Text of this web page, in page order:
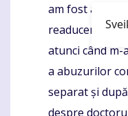
am fost ajutat
readucerea
atunci când
a abuzurilor
separat și
despre